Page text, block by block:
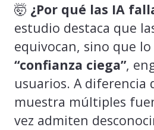
🤯 ¿Por qué las IA
estudio destaca que
equivocan, sino que
“confianza ciega”,
usuarios. A diferencia
muestra múltiples
vez admiten